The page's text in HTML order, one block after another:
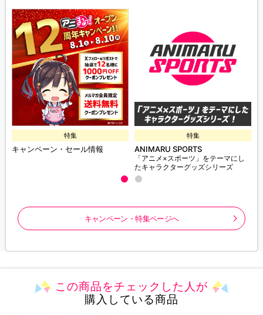
特集
キャンペーン・セール情報
特集
ANIMARU SPORTS
「アニメ×スポーツ」をテーマにし
たキャラクターグッズシリーズ
キャンペーン・特集ページへ
この商品をチェックした人が
購入している商品